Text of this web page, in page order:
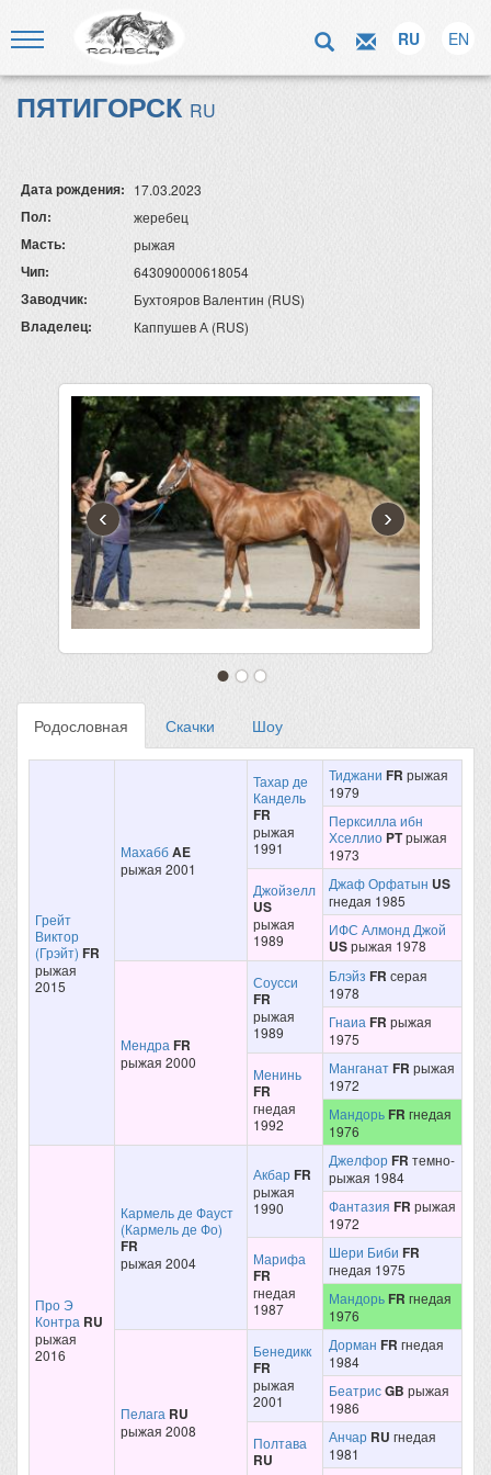
RU EN
ПЯТИГОРСК RU
Дата рождения: 17.03.2023
Пол: жеребец
Масть: рыжая
Чип: 643090000618054
Заводчик: Бухтояров Валентин (RUS)
Владелец: Каппушев А (RUS)
‹ ›
Родословная Скачки Шоу
Грейт
Виктор
(Грэйт) FR
рыжая
2015
МахаббAE
рыжая 2001
Тахар де
Кандель
FR
рыжая
1991
Тиджани FR рыжая
1979
Перксилла ибн
Хселлио PTрыжая
1973
Джойзелл
US
рыжая
1989
Джаф Орфатын US
гнедая 1985
ИФС Алмонд Джой
USрыжая 1978
Мендра FR
рыжая 2000
Соусси
FR
рыжая
1989
Блэйз FR серая
1978
Гнаиа FR рыжая
1975
Менинь
FR
гнедая
1992
МанганатFR рыжая
1972
Мандорь FR гнедая
1976
Про Э
Контра RU
рыжая
2016
Кармель де Фауст
(Кармель де Фо)
FR
рыжая 2004
АкбарFR
рыжая
1990
ДжелфорFR темно-
рыжая 1984
Фантазия FR рыжая
1972
Марифа
FR
гнедая
1987
Шери Биби FR
гнедая 1975
Мандорь FR гнедая
1976
Пелага RU
рыжая 2008
Бенедикк
FR
рыжая
2001
Дорман FR гнедая
1984
БеатрисGB рыжая
1986
Полтава
RU
Анчар RU гнедая
1981